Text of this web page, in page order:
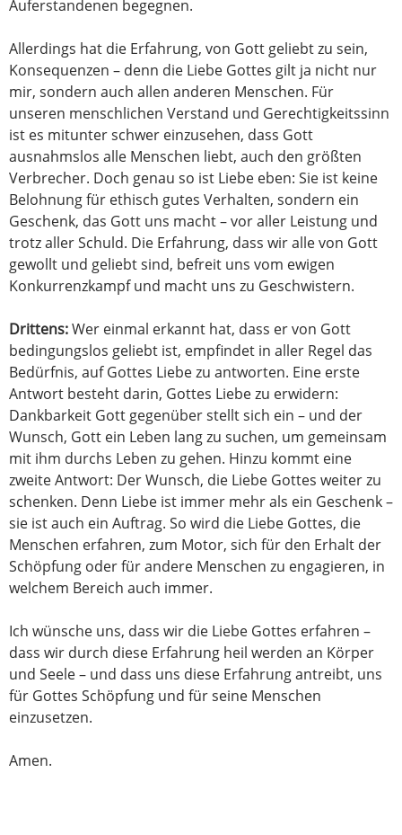
Auferstandenen begegnen.
Allerdings hat die Erfahrung, von Gott geliebt zu sein,
Konsequenzen – denn die Liebe Gottes gilt ja nicht nur
mir, sondern auch allen anderen Menschen. Für
unseren menschlichen Verstand und Gerechtigkeitssinn
ist es mitunter schwer einzusehen, dass Gott
ausnahmslos alle Menschen liebt, auch den größten
Verbrecher. Doch genau so ist Liebe eben: Sie ist keine
Belohnung für ethisch gutes Verhalten, sondern ein
Geschenk, das Gott uns macht – vor aller Leistung und
trotz aller Schuld. Die Erfahrung, dass wir alle von Gott
gewollt und geliebt sind, befreit uns vom ewigen
Konkurrenzkampf und macht uns zu Geschwistern.
Drittens:Wer einmal erkannt hat, dass er von Gott
bedingungslos geliebt ist, empfindet in aller Regel das
Bedürfnis, auf Gottes Liebe zu antworten. Eine erste
Antwort besteht darin, Gottes Liebe zu erwidern:
Dankbarkeit Gott gegenüber stellt sich ein – und der
Wunsch, Gott ein Leben lang zu suchen, um gemeinsam
mit ihm durchs Leben zu gehen. Hinzu kommt eine
zweite Antwort: Der Wunsch, die Liebe Gottes weiter zu
schenken. Denn Liebe ist immer mehr als ein Geschenk –
sie ist auch ein Auftrag. So wird die Liebe Gottes, die
Menschen erfahren, zum Motor, sich für den Erhalt der
Schöpfung oder für andere Menschen zu engagieren, in
welchem Bereich auch immer.
Ich wünsche uns, dass wir die Liebe Gottes erfahren –
dass wir durch diese Erfahrung heil werden an Körper
und Seele – und dass uns diese Erfahrung antreibt, uns
für Gottes Schöpfung und für seine Menschen
einzusetzen.
Amen.